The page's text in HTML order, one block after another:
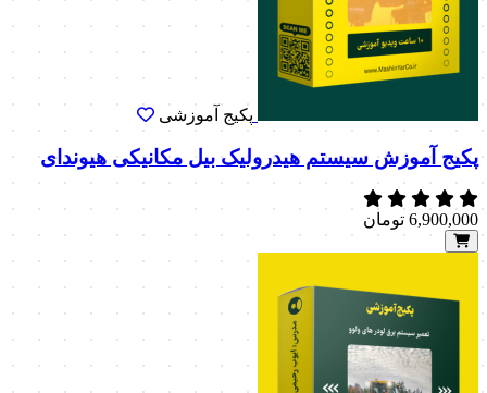
پکیج آموزشی
پکیج آموزش سیستم هیدرولیک بیل مکانیکی هیوندای
6,900,000 تومان